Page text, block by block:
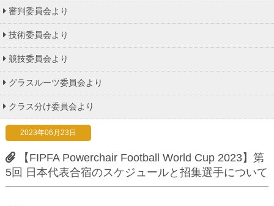
審判委員会より
技術委員会より
競技委員会より
グラスルーツ委員会より
クラス分け委員会より
2023年06月23日
【FIPFA Powerchair Football World Cup 2023】第
5回 日本代表合宿のスケジュールと招集選手について